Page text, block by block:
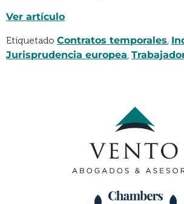
Ver artículo
Etiquetado Contratos temporales
Jurisprudencia europea